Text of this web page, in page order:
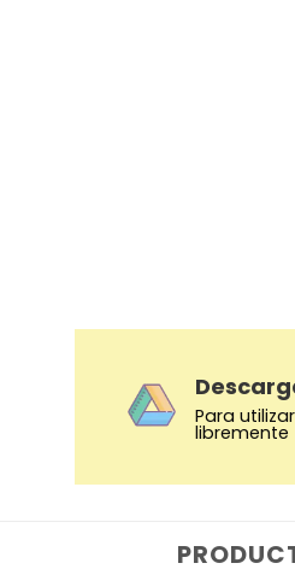
Para
libremente